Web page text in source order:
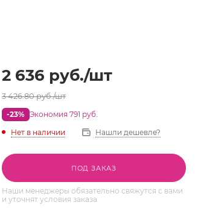
2 636 руб./шт
3 426.80руб./шт
-23% Экономия 791 руб.
Нет в наличии
Нашли дешевле?
ПОД ЗАКАЗ
Наши менеджеры обязательно свяжутся с вами
и уточнят условия заказа